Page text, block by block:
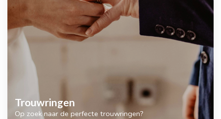
Trouwringen
Op zoek naar de perfecte trouwringen?